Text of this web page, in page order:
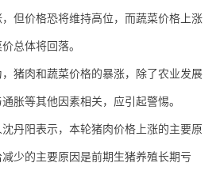
但价格恐将维持高位，而蔬菜价格上涨
总体将回落。
肉和蔬菜价格的暴涨，除了农业发展
胀等其他因素相关，应引起警惕。
丹阳表示，本轮猪肉价格上涨的主要原
少的主要原因是前期生猪养殖长期亏